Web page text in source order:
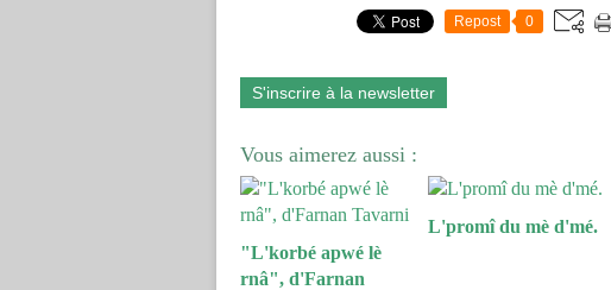
Repost 0
S'inscrire à la newsletter
Vous aimerez aussi :
"L'korbé apwé lè
rnâ", d'Farnan
L'promî du mè d'mé.